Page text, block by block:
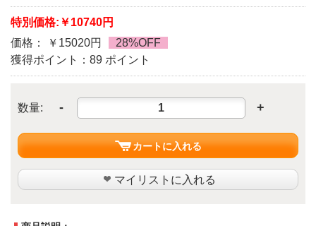
特別価格: ￥10740円
価格： ￥15020円
28%OFF
獲得ポイント：89 ポイント
数量: - +
カートに入れる
マイリストに入れる